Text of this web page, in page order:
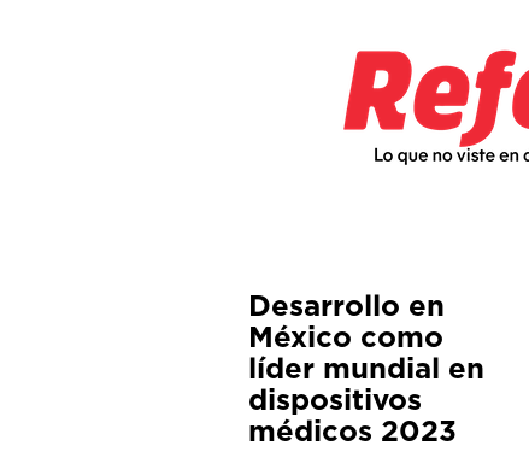
Desarrollo en
México como
líder mundial en
dispositivos
médicos 2023